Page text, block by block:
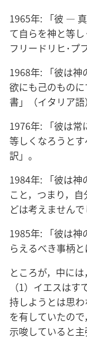
1965年: 「彼 ―
て自らを神と等
フリードリヒ･プ
1968年: 「彼は神
欲にも己のもの
書」（イタリア語
1976年: 「彼は常
等しくなろうと
訳」。
1984年: 「彼は神
こと，つまり，
どは考えません
1985年: 「彼は神
らえるべき事柄
ところが，中に
（1）イエスは
持しようとは思
を有していたの
示唆していると主